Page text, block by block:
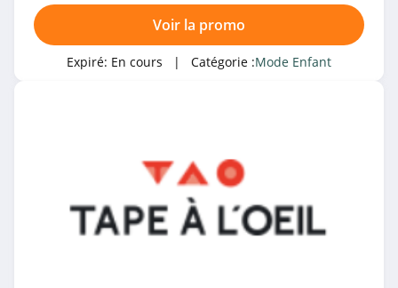
promo Orchestra pour cette offre. N'attendez plus!
Voir la promo
Expiré: En cours | Catégorie :Mode Enfant